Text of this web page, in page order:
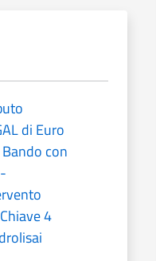
di Euro
con
4